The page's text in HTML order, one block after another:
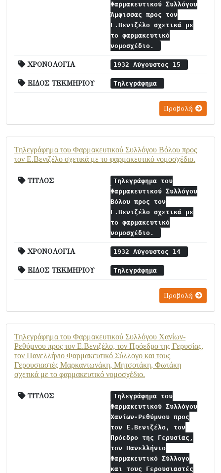
Φαρμακευτικού Συλλόγου
Άμφισσας προς τον
Ε.Βενιζέλο σχετικά με
το φαρμακευτικό
νομοσχέδιο.
ΧΡΟΝΟΛΟΓΙΑ 1932 Αύγουστος 15
ΕΙΔΟΣ ΤΕΚΜΗΡΙΟΥ Τηλεγράφημα
Προβολή
Τηλεγράφημα του Φαρμακευτικού Συλλόγου Βόλου προς
τον Ε.Βενιζέλο σχετικά με το φαρμακευτικό νομοσχέδιο.
ΤΙΤΛΟΣ
Τηλεγράφημα του
Φαρμακευτικού Συλλόγου
Βόλου προς τον
Ε.Βενιζέλο σχετικά με
το φαρμακευτικό
νομοσχέδιο.
ΧΡΟΝΟΛΟΓΙΑ 1932 Αύγουστος 14
ΕΙΔΟΣ ΤΕΚΜΗΡΙΟΥ Τηλεγράφημα
Προβολή
Τηλεγράφημα του Φαρμακευτικού Συλλόγου Χανίων-
Ρεθύμνου προς τον Ε.Βενιζέλο, τον Πρόεδρο της Γερυσίας,
τον Πανελλήνιο Φαρμακευτικό Σύλλογο και τους
Γερουσιαστές Μαρκαντωνάκη, Μητσοτάκη, Φωτάκη
σχετικά με το φαρμακευτικό νομοσχέδιο.
ΤΙΤΛΟΣ
Τηλεγράφημα του
Φαρμακευτικού Συλλόγου
Χανίων-Ρεθύμνου προς
τον Ε.Βενιζέλο, τον
Πρόεδρο της Γερυσίας,
τον Πανελλήνιο
Φαρμακευτικό Σύλλογο
και τους Γερουσιαστές